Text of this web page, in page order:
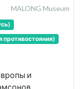
MALONG Museum
противостояния)
и